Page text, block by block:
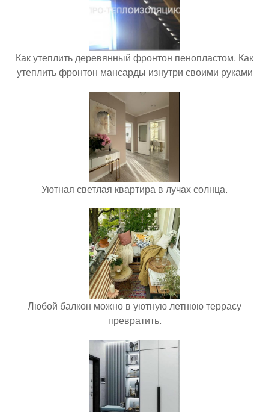
Как утеплить деревянный фронтон пенопластом. Как
утеплить фронтон мансарды изнутри своими руками
Уютная светлая квартира в лучах солнца.
Любой балкон можно в уютную летнюю террасу
превратить.